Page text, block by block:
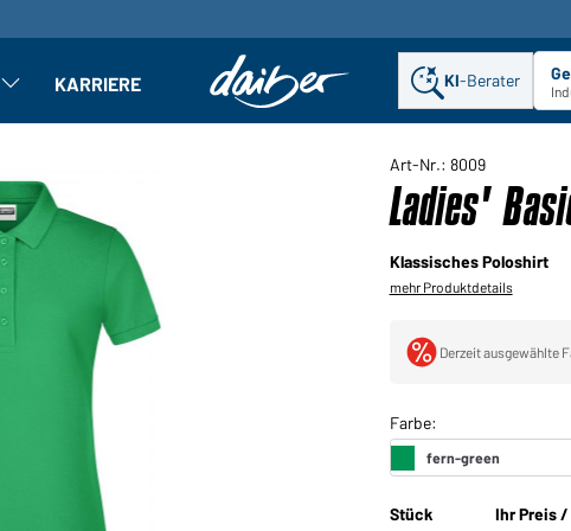
Unternehmen: Untermenü öffnen
KARRIERE KI-Berater
Art-Nr.: 8009
Ladies'
Klassisches Poloshirt
mehr Produktdetails
Derzeit ausgewählte
Stück Ihr Preis